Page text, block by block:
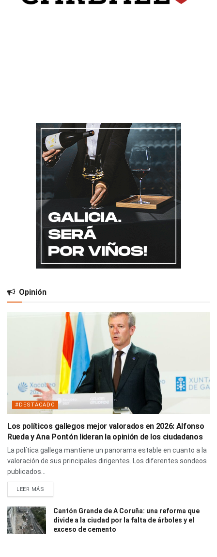
Opinión
#DESTACADO
Los políticos gallegos mejor valorados en 2026: Alfonso
Rueda y Ana Pontón lideran la opinión de los ciudadanos
La política gallega mantiene un panorama estable en cuanto a la
valoración de sus principales dirigentes. Los diferentes sondeos
publicados...
LEER MÁS
Cantón Grande de A Coruña: una reforma que
divide a la ciudad por la falta de árboles y el
exceso de cemento